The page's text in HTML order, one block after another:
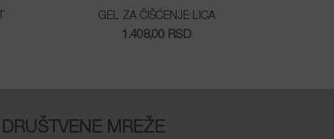
GEL ZA ČIŠĆENJE LICA
1.408,00 RSD
DRUŠTVENE MREŽE